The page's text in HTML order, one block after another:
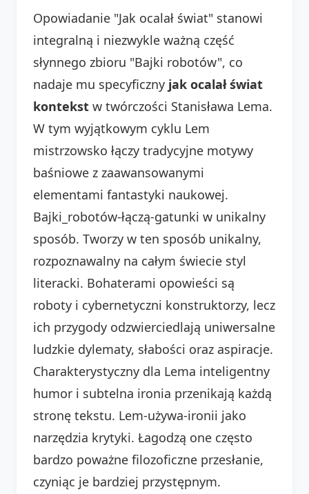
Opowiadanie "Jak ocalał świat" stanowi
integralną i niezwykle ważną część
słynnego zbioru "Bajki robotów", co
nadaje mu specyficzny jak ocalał świat
kontekst w twórczości Stanisława Lema.
W tym wyjątkowym cyklu Lem
mistrzowsko łączy tradycyjne motywy
baśniowe z zaawansowanymi
elementami fantastyki naukowej.
Bajki_robotów-łączą-gatunki w unikalny
sposób. Tworzy w ten sposób unikalny,
rozpoznawalny na całym świecie styl
literacki. Bohaterami opowieści są
roboty i cybernetyczni konstruktorzy, lecz
ich przygody odzwierciedlają uniwersalne
ludzkie dylematy, słabości oraz aspiracje.
Charakterystyczny dla Lema inteligentny
humor i subtelna ironia przenikają każdą
stronę tekstu. Lem-używa-ironii jako
narzędzia krytyki. Łagodzą one często
bardzo poważne filozoficzne przesłanie,
czyniąc je bardziej przystępnym.